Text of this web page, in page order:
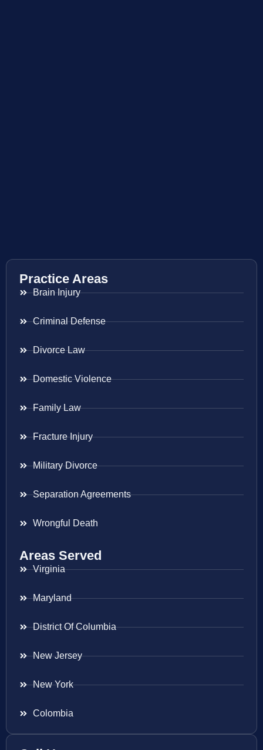
Practice Areas
Brain Injury
Criminal Defense
Divorce Law
Domestic Violence
Family Law
Fracture Injury
Military Divorce
Separation Agreements
Wrongful Death
Areas Served
Virginia
Maryland
District Of Columbia
New Jersey
New York
Colombia